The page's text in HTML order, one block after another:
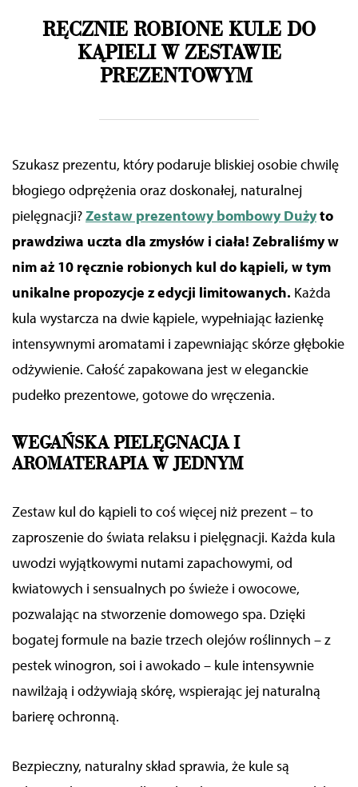
RĘCZNIE ROBIONE KULE DO
KĄPIELI W ZESTAWIE
PREZENTOWYM
Szukasz prezentu, który podaruje bliskiej osobie chwilę
błogiego odprężenia oraz doskonałej, naturalnej
pielęgnacji?Zestaw prezentowy bombowy Dużyto
prawdziwa uczta dla zmysłów i ciała! Zebraliśmy w
nim aż 10 ręcznie robionych kul do kąpieli, w tym
unikalne propozycje z edycji limitowanych. Każda
kula wystarcza na dwie kąpiele, wypełniając łazienkę
intensywnymi aromatami i zapewniając skórze głębokie
odżywienie. Całość zapakowana jest w eleganckie
pudełko prezentowe, gotowe do wręczenia.
WEGAŃSKA PIELĘGNACJA I
AROMATERAPIA W JEDNYM
Zestaw kul do kąpieli to coś więcej niż prezent – to
zaproszenie do świata relaksu i pielęgnacji. Każda kula
uwodzi wyjątkowymi nutami zapachowymi, od
kwiatowych i sensualnych po świeże i owocowe,
pozwalając na stworzenie domowego spa. Dzięki
bogatej formule na bazie trzech olejów roślinnych – z
pestek winogron, soi i awokado – kule intensywnie
nawilżają i odżywiają skórę, wspierając jej naturalną
barierę ochronną.
Bezpieczny, naturalny skład sprawia, że kule są